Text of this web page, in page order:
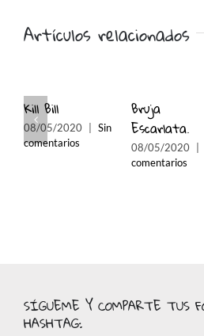
Artículos relacionados
Kill Bill
08/05/2020
Sin
comentarios
Bruja
Escarlata.
08/05/2020
comentarios
SÍGUEME Y COMPARTE TUS
HASHTAG: